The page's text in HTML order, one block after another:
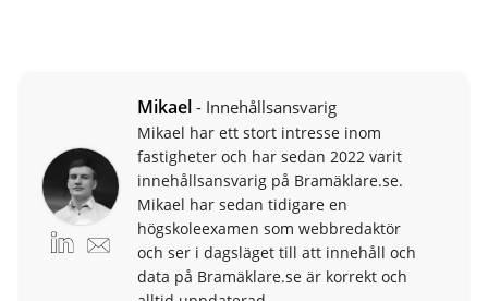
Mikael - Innehållsansvarig
Mikael har ett stort intresse inom
fastigheter och har sedan 2022 varit
innehållsansvarig på Bramäklare.se.
Mikael har sedan tidigare en
högskoleexamen som webbredaktör
och ser i dagsläget till att innehåll och
data på Bramäklare.se är korrekt och